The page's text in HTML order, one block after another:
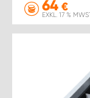
64 €
EXKL. 17 %